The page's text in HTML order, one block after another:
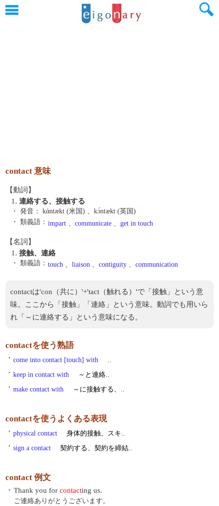
contact 意味
【動詞】
1. 連絡する、接触する
・ 発音：
kάntækt (米国) 、kɔ́ntækt (英国)
・ 類義語： impart 、 communicate 、 get in touch
【名詞】
1. 接触、連絡
・ 類義語： touch 、 liaison 、 contiguity 、 communication
contactは'con（共に）'+'tact（触れる）'で「接触」という意
味。ここから「接触」「連絡」という意味。動詞でも用いら
れ「～に連絡する」という意味になる。
contactを使う熟語
・ come into contact [touch] with
..
・ keep in contact with
～と連絡..
・ make contact with ～に接触する、..
contactを使うよくある表現
・ physical contact
身体的接触、スキ..
・ sign a contact 契約する、契約を締結..
contact 例文
・ Thank you for contacting us.
ご連絡ありがとうございます。